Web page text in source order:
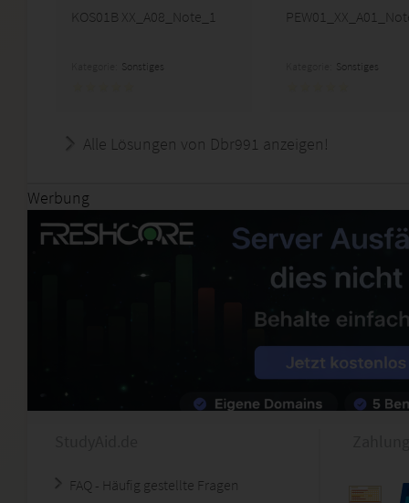
KOS01B XX_A08_Note_1
Sonstiges Sonstiges
Alle Lösungen von Dbr991 anzeigen!
Werbung
FAQ - Häufig gestellte Fragen